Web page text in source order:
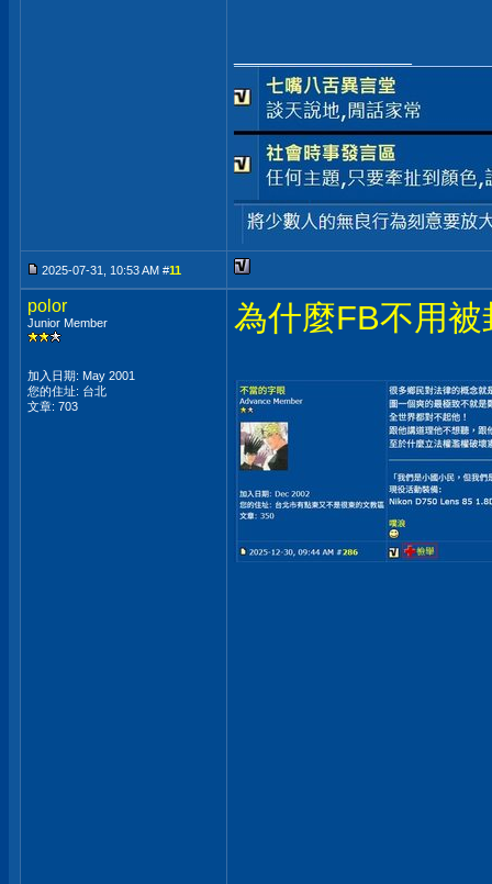
2025-07-31, 10:53 AM #11
polor
Junior Member
加入日期: May 2001
您的住址: 台北
文章: 703
為什麼FB不用被